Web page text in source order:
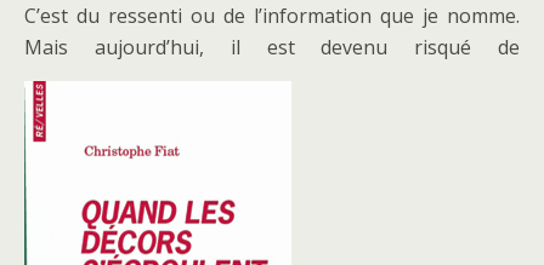
C’est du ressenti ou de l’information que je nomme.
Mais aujourd’hui, il est devenu risqué de